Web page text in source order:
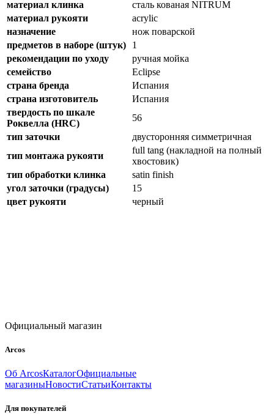
материал клинка
сталь кованая NITRUM
материал рукояти
acrylic
назначение
нож поварской
предметов в наборе (штук)
1
рекомендации по уходу
ручная мойка
семейство
Eclipse
страна бренда
Испания
страна изготовитель
Испания
твердость по шкале
Роквелла (HRC)
56
тип заточки
двусторонняя симметричная
тип монтажа рукояти
full tang (накладной на полный
хвостовик)
тип обработки клинка
satin finish
угол заточки (градусы)
15
цвет рукояти
черный
Официальный магазин
Arcos
Об ArcosКаталогОфициальные
магазиныНовостиСтатьиКонтакты
Для покупателей